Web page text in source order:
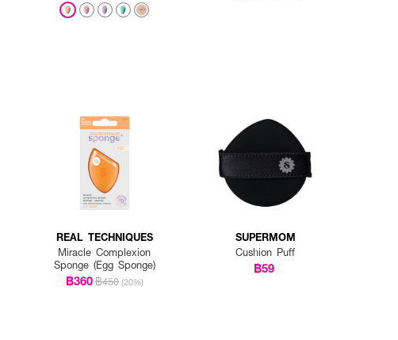
REAL TECHNIQUES
Miracle Complexion
Sponge (Egg Sponge)
฿360฿450 (20%)
SUPERMOM
Cushion Puff
฿59